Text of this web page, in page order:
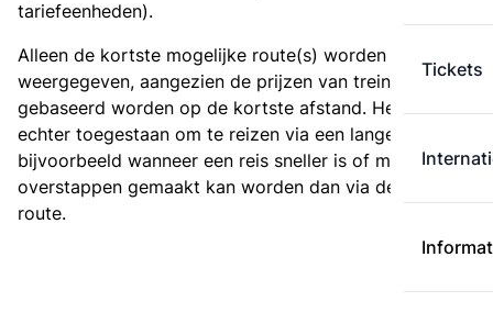
Tickets
tariefeenheden).
Alleen de kortste mogelijke route(s) worden
weergegeven, aangezien de prijzen van treintickets
gebaseerd worden op de kortste afstand. Het is
echter toegestaan om te reizen via een langere route,
bijvoorbeeld wanneer een reis sneller is of met minder
overstappen gemaakt kan worden dan via de kortste
route.